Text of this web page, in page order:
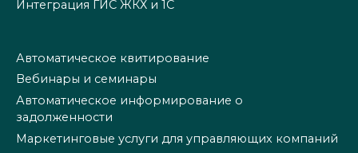
Интеграция ГИС ЖКХ и 1С
Автоматическое квитирование
Вебинары и семинары
Автоматическое информирование о
задолженности
Маркетинговые услуги для управляющих компаний